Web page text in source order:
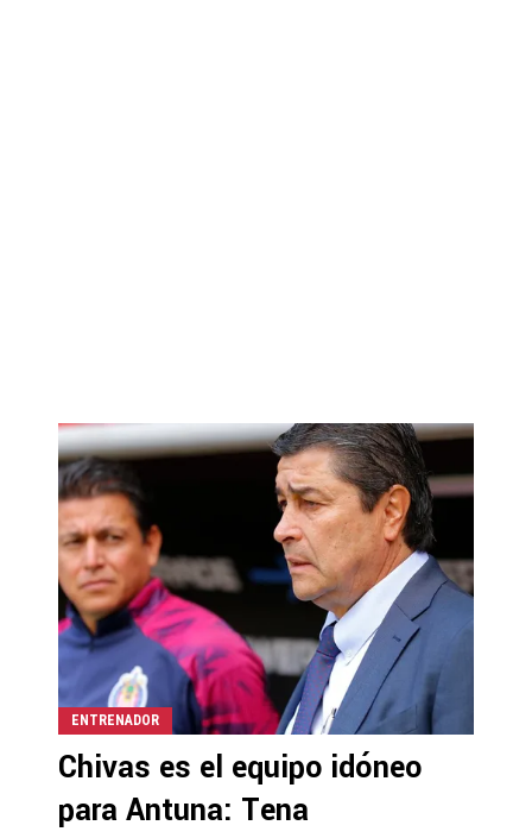
ENTRENADOR
Chivas es el equipo idóneo
para Antuna: Tena